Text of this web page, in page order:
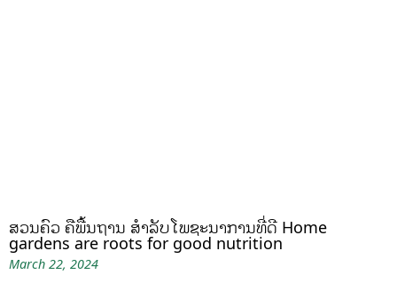
ສວນຄົວ ຄືພື້ນຖານ ສໍາລັບໂພຊະນາການທີ່ດີ Home
gardens are roots for good nutrition
March 22, 2024